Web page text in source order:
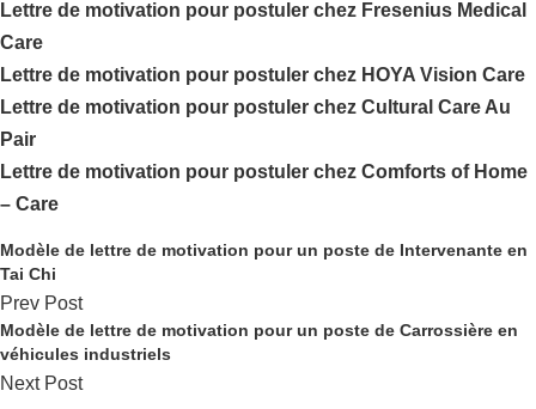
Lettre de motivation pour postuler chez Fresenius Medical
Care
Lettre de motivation pour postuler chez HOYA Vision Care
Lettre de motivation pour postuler chez Cultural Care Au
Pair
Lettre de motivation pour postuler chez Comforts of Home
– Care
Modèle de lettre de motivation pour un poste de Intervenante en
Tai Chi
Prev Post
Modèle de lettre de motivation pour un poste de Carrossière en
véhicules industriels
Next Post